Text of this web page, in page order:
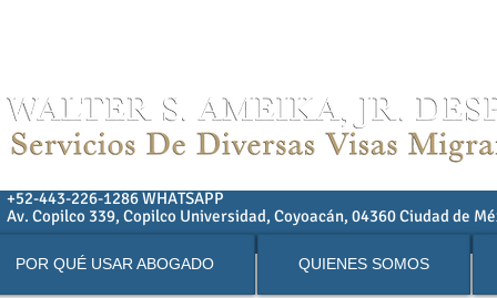
+52-443-226-1286 WHATSAPP
Av. Copilco 339, Copilco Universidad, Coyoacán, 04360 Ciudad de
POR QUÉ USAR ABOGADO QUIENES SOMOS